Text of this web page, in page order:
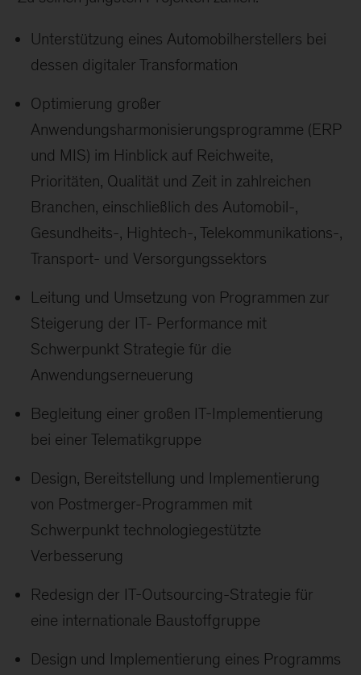
Unterstützung eines Automobilherstellers bei
dessen digitaler Transformation
Optimierung großer
Anwendungsharmonisierungsprogramme (ERP
und MIS) im Hinblick auf Reichweite,
Prioritäten, Qualität und Zeit in zahlreichen
Branchen, einschließlich des Automobil-,
Gesundheits-, Hightech-, Telekommunikations-,
Transport- und Versorgungssektors
Leitung und Umsetzung von Programmen zur
Steigerung der IT- Performance mit
Schwerpunkt Strategie für die
Anwendungserneuerung
Begleitung einer großen IT-Implementierung
bei einer Telematikgruppe
Design, Bereitstellung und Implementierung
von Postmerger-Programmen mit
Schwerpunkt technologiegestützte
Verbesserung
Redesign der IT-Outsourcing-Strategie für
eine internationale Baustoffgruppe
Design und Implementierung eines Programms